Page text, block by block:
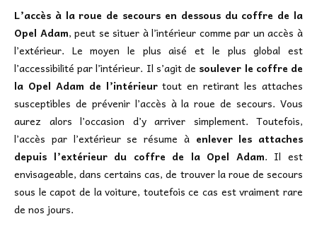
L’accès à la roue de secours en dessous du coffre de la
Opel Adam, peut se situer à l’intérieur comme par un accès à
l’extérieur. Le moyen le plus aisé et le plus global est
l’accessibilité par l’intérieur. Il s’agit de soulever le coffre de
la Opel Adam de l’intérieurtout en retirant les attaches
susceptibles de prévenir l’accès à la roue de secours. Vous
aurez alors l’occasion d’y arriver simplement. Toutefois,
l’accès par l’extérieur se résume à enlever les attaches
depuis l’extérieur du coffre de la Opel Adam. Il est
envisageable, dans certains cas, de trouver la roue de secours
sous le capot de la voiture, toutefois ce cas est vraiment rare
de nos jours.